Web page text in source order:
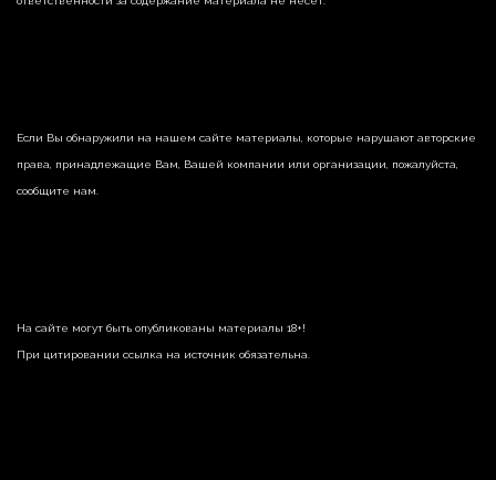
Если Вы обнаружили на нашем сайте материалы, которые нарушают авторские
права, принадлежащие Вам, Вашей компании или организации, пожалуйста,
сообщите нам.
На сайте могут быть опубликованы материалы 18+!
При цитировании ссылка на источник обязательна.